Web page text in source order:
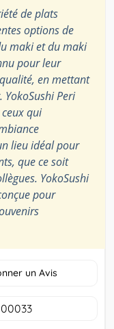
de plats
options de
maki et du maki
pour leur
en mettant
YokoSushi Peri
qui
lieu idéal pour
que ce soit
YokoSushi
pour
un Avis
00033